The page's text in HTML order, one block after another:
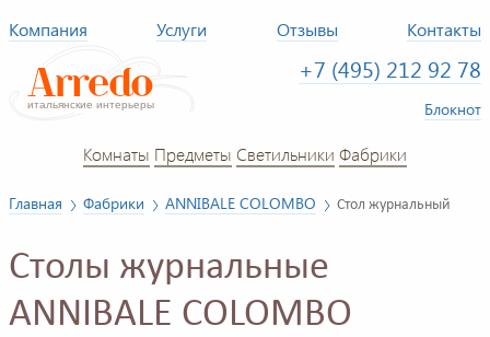
Компания Услуги Отзывы Контакты
+7 (495) 212 92 78
Блокнот
Комнаты Предметы Светильники Фабрики
Главная Фабрики ANNIBALE COLOMBO Стол журнальный
Столы журнальные
ANNIBALE COLOMBO